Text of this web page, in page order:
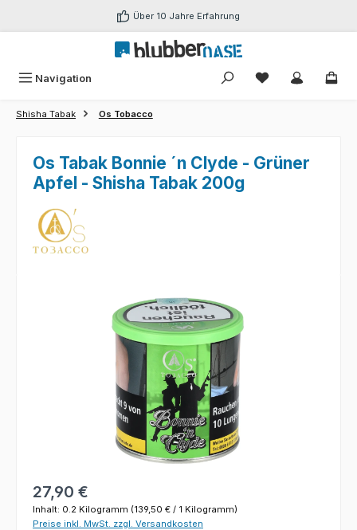
Zum Hauptinhalt springen Über 10 Jahre Erfahrung
Navigation Du hast 0
Shisha Tabak Os Tobacco
Os Tabak Bonnie ´n Clyde - Grüner
Apfel - Shisha Tabak 200g
Bildergalerie überspringen
Regulärer Preis:
27,90 €
Inhalt: 0.2 Kilogramm (139,50 € / 1 Kilogramm)
Preise inkl. MwSt. zzgl. Versandkosten